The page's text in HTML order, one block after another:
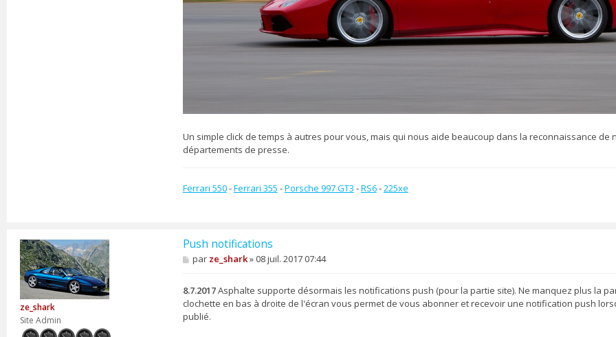
Un simple click de temps à autres pour vous, mais qui nous aide beaucoup dans la reconnaissance de
départements de presse.
Ferrari 550-Ferrari 355 -Porsche 997 GT3 -RS6-225xe
ze_shark
Site Admin
Push notifications
M
e
s
a
g
e
par ze_shark»08 juil. 2017 07:44
8.7.2017Asphalte supporte désormais les notifications push (pour la partie site). Ne manquez plus la
clochette en bas à droite de l'écran vous permet de vous abonner et recevoir une notification push
publié.